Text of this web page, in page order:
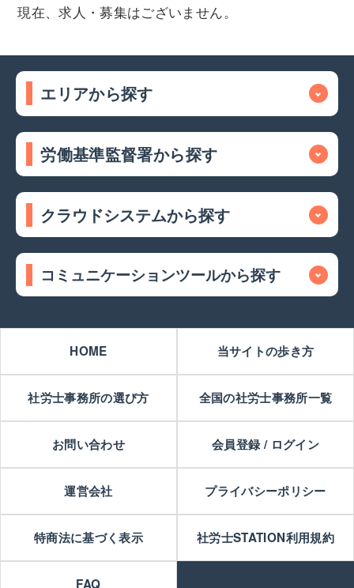
現在、求人・募集はございません。
エリアから探す
労働基準監督署から探す
クラウドシステムから探す
コミュニケーションツールから探す
HOME 当サイトの歩き方
社労士事務所の選び方 全国の社労士事務所一覧
お問い合わせ 会員登録 / ログイン
運営会社 プライバシーポリシー
特商法に基づく表示 社労士STATION利用規約
FAQ